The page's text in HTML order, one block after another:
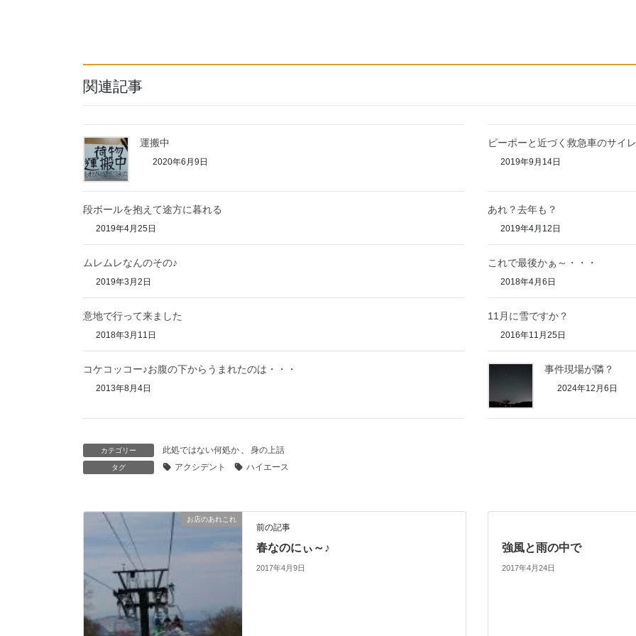
関連記事
運搬中
2020年6月9日
ピーポーと近づく救急車のサイ
2019年9月14日
段ボールを抱えて途方に暮れる
2019年4月25日
あれ？去年も？
2019年4月12日
ムレムレなんのその♪
2019年3月2日
これで最後かぁ～・・・
2018年4月6日
意地で行って来ました
2018年3月11日
11月に雪ですか？
2016年11月25日
コケコッコー♪お腹の下からうまれたのは・・・
2013年8月4日
事件現場が隣？
2024年12月6日
カテゴリー 此処ではない何処か 身の上話
タグ アクシデント ハイエース
お店のあれこれ
前の記事
春なのにぃ～♪
2017年4月9日
強風と雨の中で
2017年4月24日